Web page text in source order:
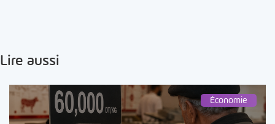
Lire aussi
Économie